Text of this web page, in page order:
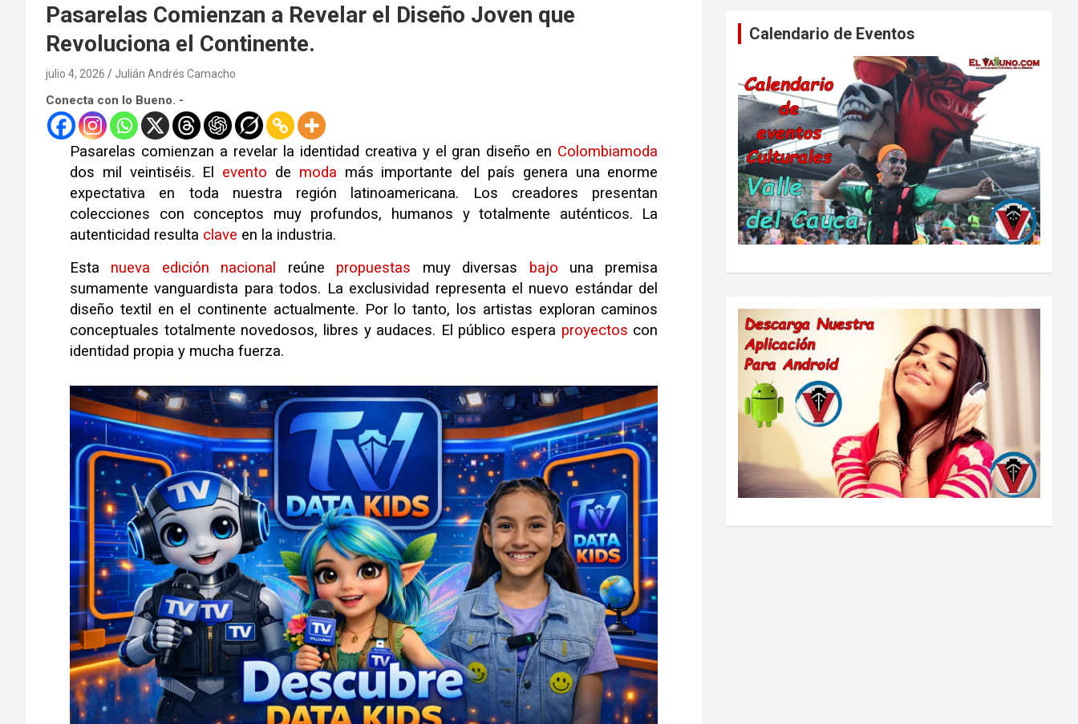
Pasarelas Comienzan a Revelar el Diseño Joven que
Revoluciona el Continente.
julio 4, 2026 Julián Andrés Camacho
Conecta con lo Bueno. -
Pasarelas comienzan a revelar la identidad creativa y el gran diseño en Colombiamoda
dos mil veintiséis. El evento de moda más importante del país genera una enorme
expectativa en toda nuestra región latinoamericana. Los creadores presentan
colecciones con conceptos muy profundos, humanos y totalmente auténticos. La
autenticidad resulta clave en la industria.
Esta nueva edición nacional reúne propuestas muy diversas bajo una premisa
sumamente vanguardista para todos. La exclusividad representa el nuevo estándar del
diseño textil en el continente actualmente. Por lo tanto, los artistas exploran caminos
conceptuales totalmente novedosos, libres y audaces. El público espera proyectos con
identidad propia y mucha fuerza.
Calendario de Eventos